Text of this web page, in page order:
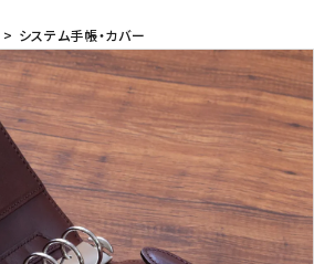
> システム手帳・カバー